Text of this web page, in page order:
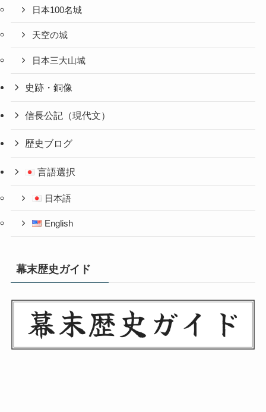
日本100名城
天空の城
日本三大山城
史跡・銅像
信長公記（現代文）
歴史ブログ
言語選択
日本語
English
幕末歴史ガイド